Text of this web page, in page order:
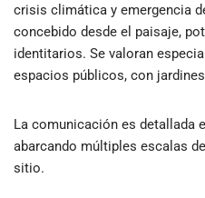
crisis climática y emergencia
concebido desde el paisaje,
identitarios. Se valoran
espacios públicos, con
La comunicación es detallada
abarcando múltiples escalas
sitio.